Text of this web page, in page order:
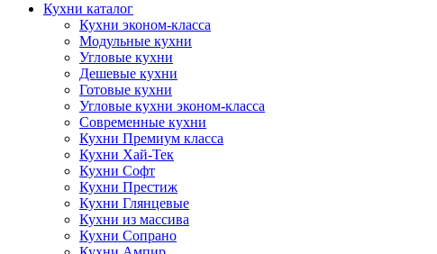
Кухни каталог
Кухни эконом-класса
Модульные кухни
Угловые кухни
Дешевые кухни
Готовые кухни
Угловые кухни эконом-класса
Современные кухни
Кухни Премиум класса
Кухни Хай-Тек
Кухни Софт
Кухни Престиж
Кухни Глянцевые
Кухни из массива
Кухни Сопрано